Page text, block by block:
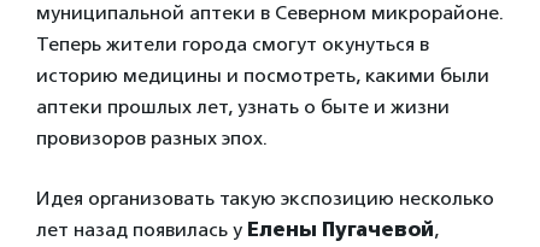
муниципальной аптеки в Северном микрорайоне.
Теперь жители города смогут окунуться в
историю медицины и посмотреть, какими были
аптеки прошлых лет, узнать о быте и жизни
провизоров разных эпох.
Идея организовать такую экспозицию несколько
лет назад появилась у Елены Пугачевой,